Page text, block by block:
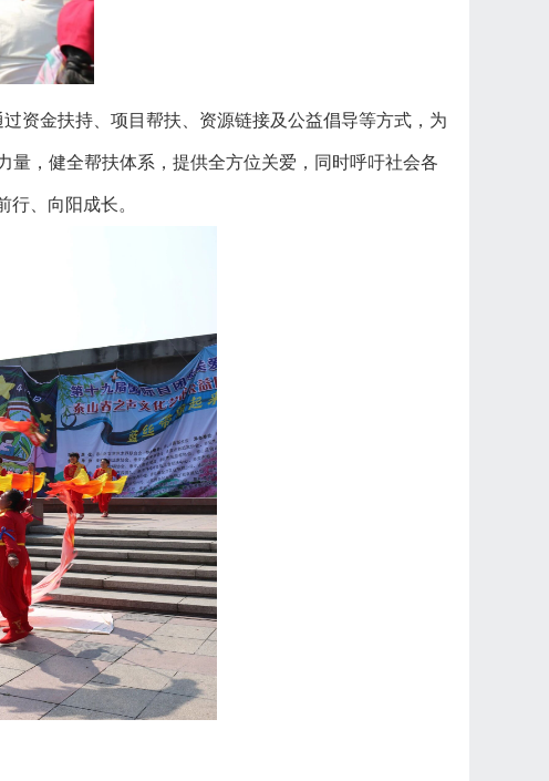
资金扶持、项目帮扶、资源链接及公益倡导等方式，为
，健全帮扶体系，提供全方位关爱，同时呼吁社会各
、向阳成长。